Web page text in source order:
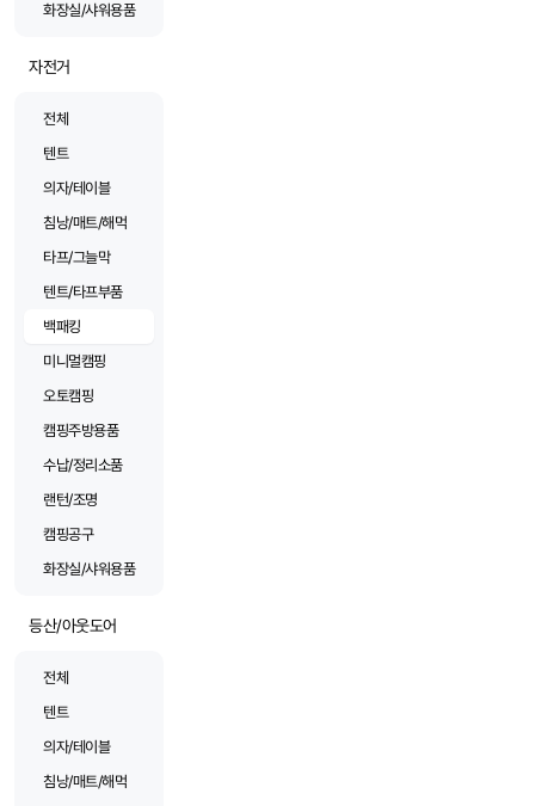
화장실/샤워용품
자전거
전체
텐트
의자/테이블
침낭/매트/해먹
타프/그늘막
텐트/타프부품
백패킹
미니멀캠핑
오토캠핑
캠핑주방용품
수납/정리소품
랜턴/조명
캠핑공구
화장실/샤워용품
등산/아웃도어
전체
텐트
의자/테이블
침낭/매트/해먹